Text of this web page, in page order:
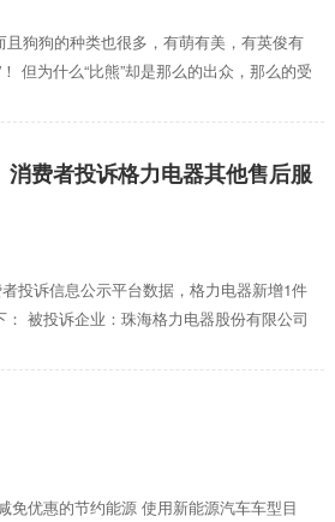
狗狗的种类也很多，有萌有美，有英俊有
但为什么“比熊”却是那么的出众，那么的受
纯白色的皮毛，脑袋圆滚滚的，看上去就
只是看上一眼，就足以令人为之倾倒；这样
嫌弃呢？ 二：这只小熊本就是个温和的
萌，会缠着主人...
消费者投诉格力电器其他售后服
投诉信息公示平台数据，格力电器新增1件
被投诉企业：珠海格力电器股份有限公司
月04日通过现场购买中央空调。投诉问
、投诉问题为当事人在全国12315平台投
站据公开信息整理，由智能算法生成（网
免优惠的节约能源 使用新能源汽车车型目